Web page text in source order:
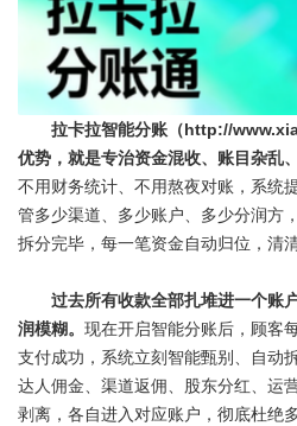
拉卡拉智能分账（http://
优势，就是专治资金混收、账目杂乱
不用财务统计、不用熬夜对账，系统
管多少渠道、多少账户、多少分润方
拆分完毕，每一笔资金自动归位，清
过去所有收款全部扎堆进一个账
润模糊。 现在开启智能分账后，顾客
支付成功，系统立刻智能甄别、自动
达人佣金、渠道返佣、股东分红、运
剥离，各自进入对应账户，彻底杜绝